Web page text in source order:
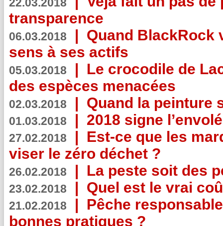
transparence
06.03.2018 | Quand BlackRock
sens à ses actifs
05.03.2018 | Le crocodile de
des espèces menacées
02.03.2018 | Quand la peinture
01.03.2018 | 2018 signe
27.02.2018 | Est-ce que les
viser le zéro déchet ?
26.02.2018 | La peste soit des
23.02.2018 | Quel est le vrai
21.02.2018 | Pêche
bonnes pratiques ?